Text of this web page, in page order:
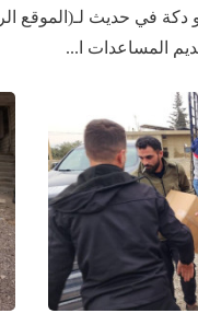
في حديث لـ(الموقع
المساعدات ا...